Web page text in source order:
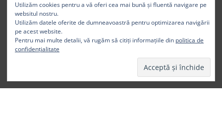
Utilizăm cookies pentru a vă oferi cea mai bună și fluentă navigare pe
websitul nostru.
Utilizăm datele oferite de dumneavoastră pentru optimizarea navigării
pe acest website.
Pentru mai multe detalii, vă rugăm să citiți informațiile din politica de
confidențialitate